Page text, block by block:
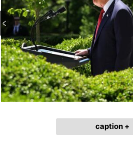
caption +